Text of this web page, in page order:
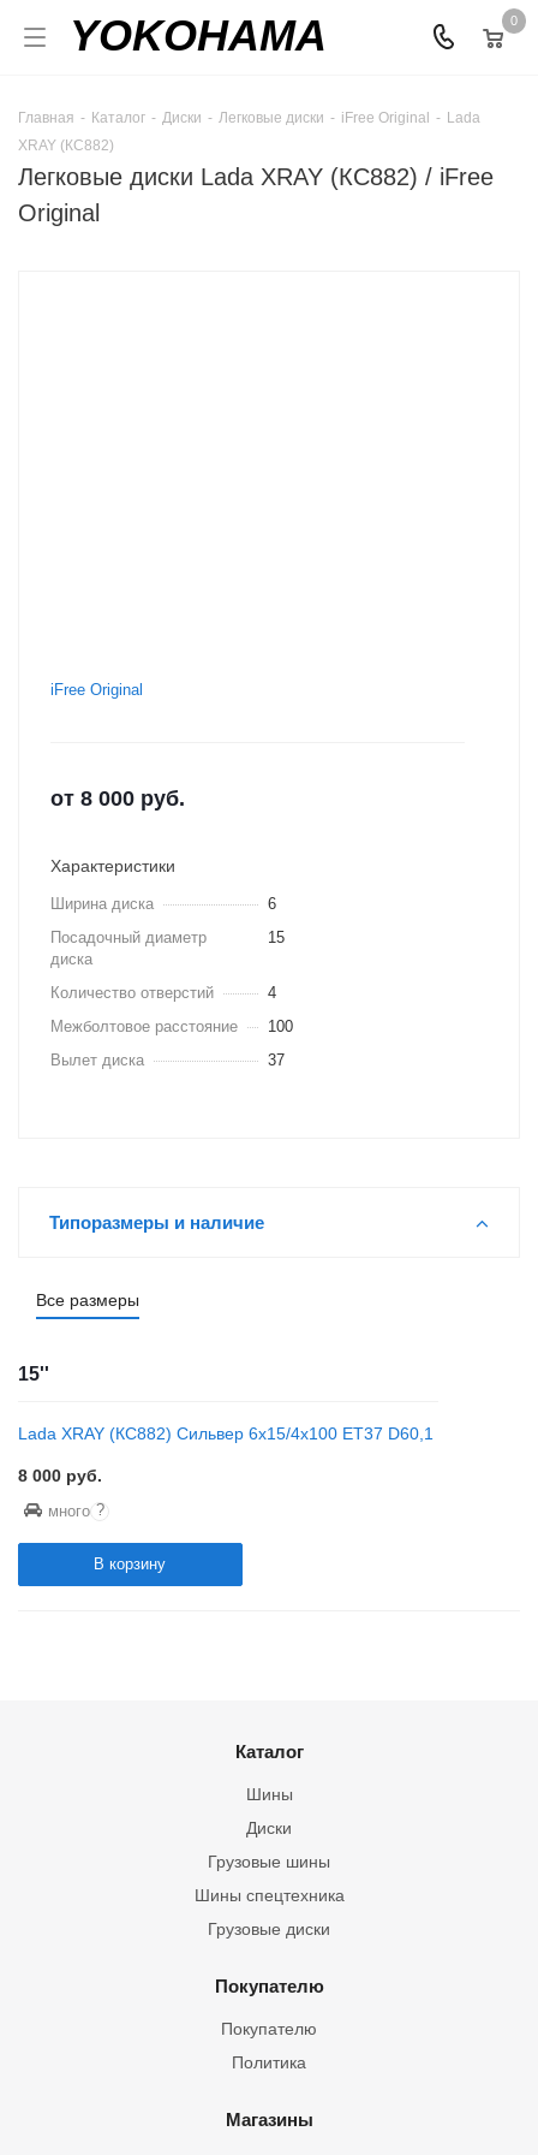
YOKOHAMA 0
Главная - Каталог - Диски - Легковые диски - iFree Original - Lada
XRAY (КС882)
Легковые диски Lada XRAY (КС882) / iFree
Original
iFree Original
от 8 000 руб.
Характеристики
Ширина диска
6
Посадочный диаметр
диска
15
Количество отверстий
4
Межболтовое расстояние
100
Вылет диска
37
Типоразмеры и наличие
Все размеры
15''
Lada XRAY (КС882) Сильвер 6x15/4x100 ET37 D60,1
8 000 руб.
много ?
В корзину
Каталог
Шины
Грузовые шины
Шины спецтехника
Диски
Грузовые диски
Покупателю
Покупателю
Политика
Магазины